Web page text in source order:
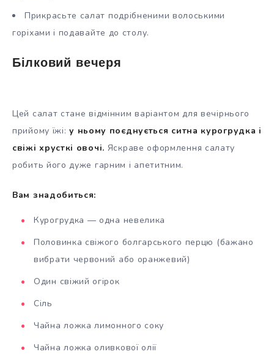
Прикрасьте салат подрібненими волоськими
горіхами і подавайте до столу.
Білковий вечеря
Цей салат стане відмінним варіантом для вечірнього
прийому їжі:у ньому поєднується ситна курогрудка і
свіжі хрусткі овочі. Яскраве оформлення салату
робить його дуже гарним і апетитним.
Вам знадобиться:
Курогрудка — одна невелика
Половинка свіжого болгарського перцю (бажано
вибрати червоний або оранжевий)
Один свіжий огірок
Сіль
Чайна ложка лимонного соку
Чайна ложка оливкової олії